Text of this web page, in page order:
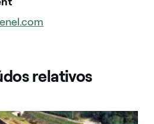
relativos